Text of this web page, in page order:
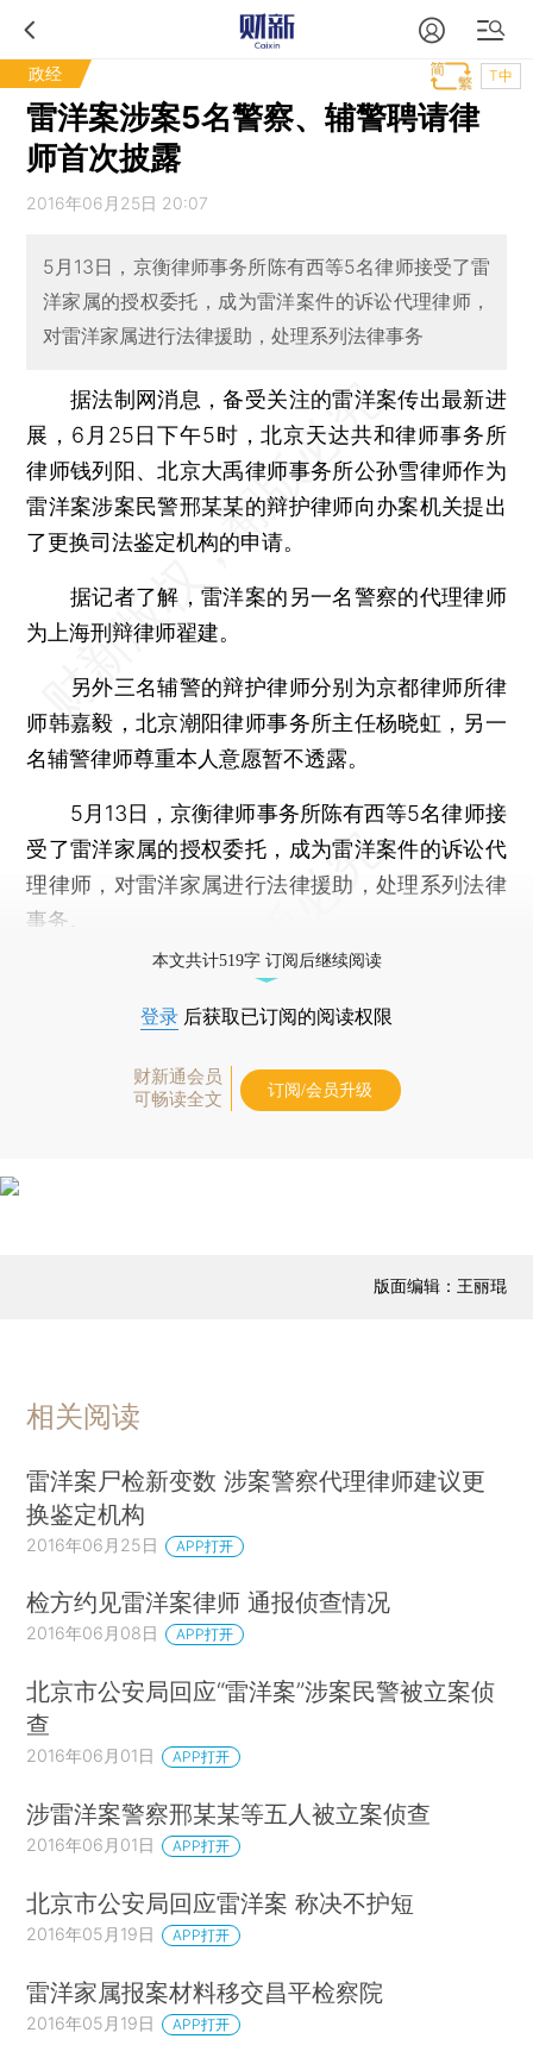
政经 T中
雷洋案涉案5名警察、辅警聘请律
师首次披露
2016年06月25日 20:07
5月13日，京衡律师事务所陈有西等5名律师接受了雷
洋家属的授权委托，成为雷洋案件的诉讼代理律师，
对雷洋家属进行法律援助，处理系列法律事务
据法制网消息，备受关注的雷洋案传出最新进
展，6月25日下午5时，北京天达共和律师事务所
律师钱列阳、北京大禹律师事务所公孙雪律师作为
雷洋案涉案民警邢某某的辩护律师向办案机关提出
了更换司法鉴定机构的申请。
据记者了解，雷洋案的另一名警察的代理律师
为上海刑辩律师翟建。
另外三名辅警的辩护律师分别为京都律师所律
师韩嘉毅，北京潮阳律师事务所主任杨晓虹，另一
名辅警律师尊重本人意愿暂不透露。
5月13日，京衡律师事务所陈有西等5名律师接
受了雷洋家属的授权委托，成为雷洋案件的诉讼代
理律师，对雷洋家属进行法律援助，处理系列法律
事务。
本文共计519字 订阅后继续阅读
登录 后获取已订阅的阅读权限
财新通会员
可畅读全文
订阅/会员升级
版面编辑：王丽琨
相关阅读
雷洋案尸检新变数 涉案警察代理律师建议更
换鉴定机构
2016年06月25日 APP打开
检方约见雷洋案律师 通报侦查情况
2016年06月08日 APP打开
北京市公安局回应“雷洋案”涉案民警被立案侦
查
2016年06月01日 APP打开
涉雷洋案警察邢某某等五人被立案侦查
2016年06月01日 APP打开
北京市公安局回应雷洋案 称决不护短
2016年05月19日 APP打开
雷洋家属报案材料移交昌平检察院
2016年05月19日 APP打开